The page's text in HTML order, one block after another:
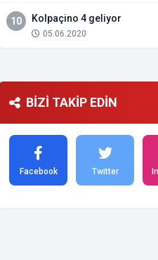
10 Kolpaçino 4 geliyor
05.06.2020
BİZİ TAKİP EDİN
Facebook Twitter